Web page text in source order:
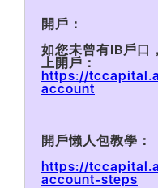
開戶：
如您未曾有IB戶口
上開戶：
‍https://
account
‍開戶懶人包教學：
‍https://
account-steps